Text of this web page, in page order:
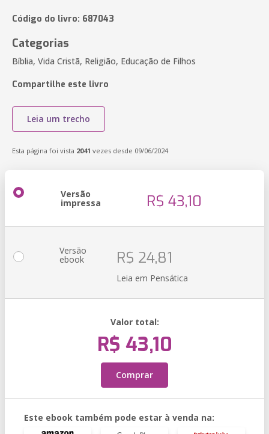
Código do livro: 687043
Categorias
Bíblia, Vida Cristã, Religião, Educação de Filhos
Compartilhe este livro
Leia um trecho
Esta página foi vista 2041 vezes desde 09/06/2024
Versão
impressa R$ 43,10
Versão
ebook R$ 24,81
Leia em Pensática
Valor total:
R$ 43,10
Comprar
Este ebook também pode estar à venda na: